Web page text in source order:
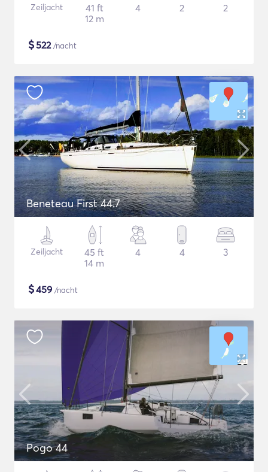
Zeiljacht
41 ft
12 m
4 2 2
$522/nacht
Beneteau First 44.7
Zeiljacht
45 ft
14 m
4 4 3
$459 /nacht
Pogo 44